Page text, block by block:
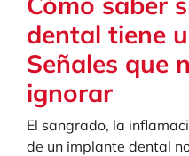
dental tiene
Señales que
ignorar
El sangrado, la
de un implante dental